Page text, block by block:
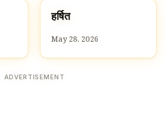
Hह
हर्षित
May 28, 2026
ADVERTISEMENT